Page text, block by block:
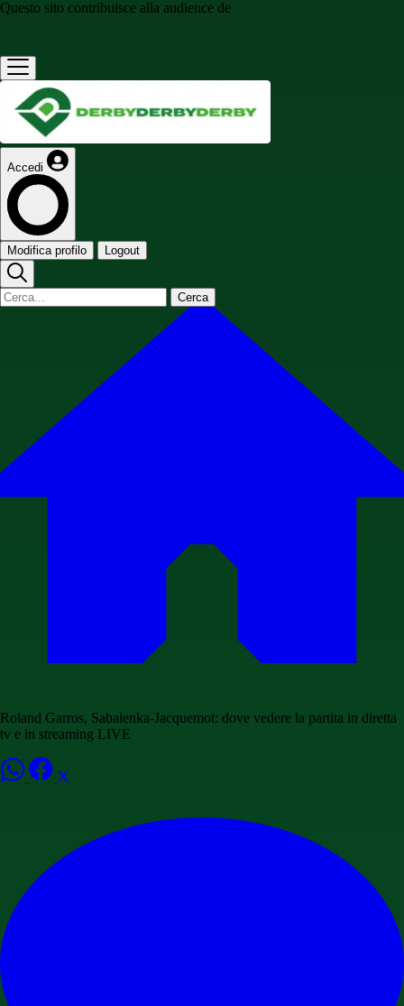
Questo sito contribuisce alla audience de
Accedi
Modifica profilo Logout
Cerca
Roland Garros, Sabalenka-Jacquemot: dove vedere la partita in diretta
tv e in streaming LIVE